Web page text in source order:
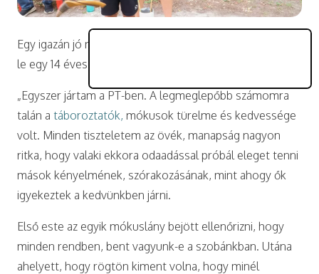
Egy igazán jó nyári tábor. A
le egy 14 éves táborozó, Mandi.
„Egyszer jártam a PT-ben. A legmeglepőbb számomra
talán a táboroztatók, mókusok türelme és kedvessége
volt. Minden tiszteletem az övék, manapság nagyon
ritka, hogy valaki ekkora odaadással próbál eleget tenni
mások kényelmének, szórakozásának, mint ahogy ők
igyekeztek a kedvünkben járni.
Első este az egyik mókuslány bejött ellenőrizni, hogy
minden rendben, bent vagyunk-e a szobánkban. Utána
ahelyett, hogy rögtön kiment volna, hogy minél